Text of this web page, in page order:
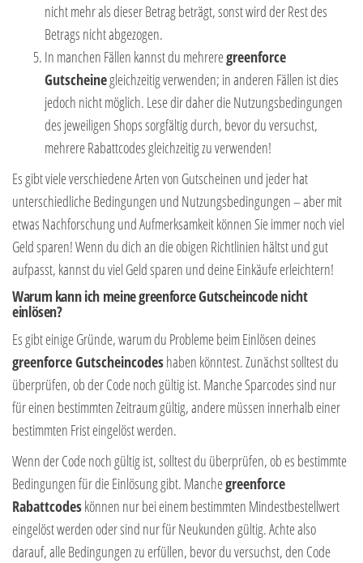
nicht mehr als dieser Betrag beträgt, sonst wird der Rest des
Betrags nicht abgezogen.
In manchen Fällen kannst du mehreregreenforce
Gutscheinegleichzeitig verwenden; in anderen Fällen ist dies
jedoch nicht möglich. Lese dir daher die Nutzungsbedingungen
des jeweiligen Shops sorgfältig durch, bevor du versuchst,
mehrere Rabattcodes gleichzeitig zu verwenden!
Es gibt viele verschiedene Arten von Gutscheinen und jeder hat
unterschiedliche Bedingungen und Nutzungsbedingungen – aber mit
etwas Nachforschung und Aufmerksamkeit können Sie immer noch viel
Geld sparen! Wenn du dich an die obigen Richtlinien hältst und gut
aufpasst, kannst du viel Geld sparen und deine Einkäufe erleichtern!
Warum kann ich meine greenforce Gutscheincode nicht
einlösen?
Es gibt einige Gründe, warum du Probleme beim Einlösen deines
greenforce Gutscheincodeshaben könntest. Zunächst solltest du
überprüfen, ob der Code noch gültig ist. Manche Sparcodes sind nur
für einen bestimmten Zeitraum gültig, andere müssen innerhalb einer
bestimmten Frist eingelöst werden.
Wenn der Code noch gültig ist, solltest du überprüfen, ob es bestimmte
Bedingungen für die Einlösung gibt. Manchegreenforce
Rabattcodeskönnen nur bei einem bestimmten Mindestbestellwert
eingelöst werden oder sind nur für Neukunden gültig. Achte also
darauf, alle Bedingungen zu erfüllen, bevor du versuchst, den Code